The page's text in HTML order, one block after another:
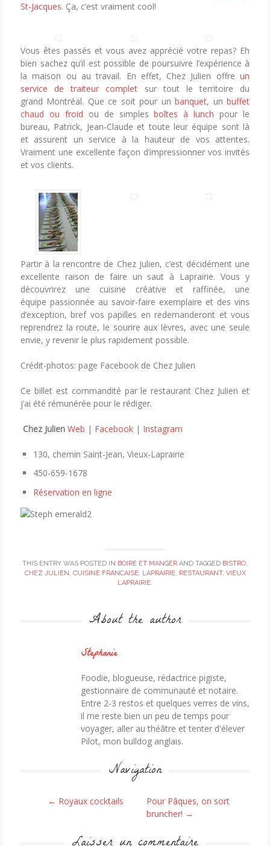
St-Jacques. Ça, c’est vraiment cool!
Vous êtes passés et vous avez apprécié votre repas? Eh
bien sachez qu’il est possible de poursuivre l’expérience à
la maison ou au travail. En effet, Chez Julien offre un
service de traiteur complet sur tout le territoire du
grand Montréal. Que ce soit pour unbanquet, unbuffet
chaud ou froid ou de simplesboîtes à lunch pour le
bureau, Patrick, Jean-Claude et toute leur équipe sont là
et assurent un service à la hauteur de vos attentes.
Vraiment une excellente façon d’impressionner vos invités
et vos clients.
Partir à la rencontre de Chez Julien, c’est décidément une
excellente raison de faire un saut à Laprairie. Vous y
découvrirez une cuisine créative et raffinée, une
équipe passionnée au savoir-faire exemplaire et des vins
d’exception, bref vos papilles en redemanderont et vous
reprendrez la route, le sourire aux lèvres, avec une seule
envie, y revenir le plus rapidement possible.
Crédit-photos: page Facebook de Chez Julien
Ce billet est commandité par le restaurant Chez Julien et
j’ai été rémunérée pour le rédiger.
Chez Julien Web | Facebook | Instagram
130, chemin Saint-Jean, Vieux-Laprairie
450-659-1678
Réservation en ligne
THIS ENTRY WAS POSTED IN BOIRE ET MANGER AND TAGGED BISTRO
CHEZ JULIEN CUISINE FRANCAISE, LAPRAIRIE, RESTAURANT, VIEUX
LAPRAIRIE
About the author
Stephanie
Foodie, blogueuse, rédactrice pigiste,
gestionnaire de communauté et notaire.
Entre 2-3 restos et quelques verres de vins,
il me reste bien un peu de temps pour
voyager, aller au théâtre et tenter d'élever
Pilot, mon bulldog anglais.
Navigation
← Royaux cocktails
Pour Pâques, on sort
bruncher! →